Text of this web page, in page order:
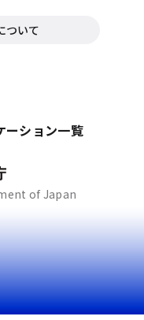
ついて
ーション一覧
of Japan